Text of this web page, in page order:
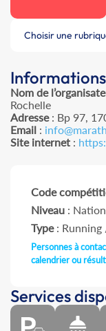
Choisir une
Nom de
Rochelle
Adresse: Bp 97,
Email :
Site internet :
Code
Niveau :
Type: Running
Personnes à
calendrier ou
Services